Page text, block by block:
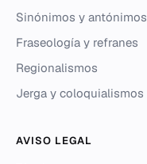
Sinónimos y antónimos
Fraseología y refranes
Regionalismos
Jerga y coloquialismos
AVISO LEGAL